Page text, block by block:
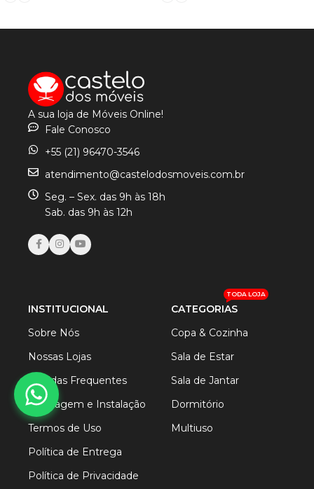
A sua loja de Móveis Online!
Fale Conosco
+55 (21) 96470-3546
atendimento@castelodosmoveis.com.br
Seg. – Sex. das 9h às 18h
Sab. das 9h às 12h
INSTITUCIONAL
Sobre Nós
Nossas Lojas
Dúvidas Frequentes
Montagem e Instalação
Termos de Uso
Política de Entrega
Política de Privacidade
CATEGORIAS
TODA LOJA
Copa & Cozinha
Sala de Estar
Sala de Jantar
Dormitório
Multiuso